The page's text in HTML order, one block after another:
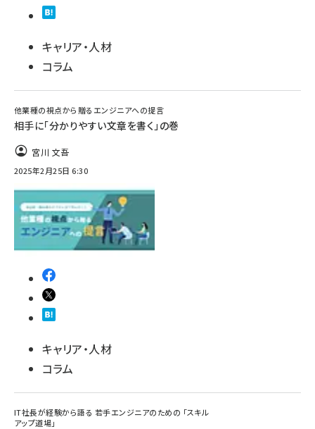
キャリア・人材
コラム
他業種の視点から贈るエンジニアへの提言
相手に「分かりやすい文章を書く」の巻
宮川 文吾
2025年2月25日 6:30
キャリア・人材
コラム
IT社長が経験から語る 若手エンジニアのための 「スキル
アップ道場」